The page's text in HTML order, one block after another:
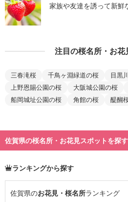
家族や友達を誘って新鮮
注目の桜名所・お花
三春滝桜 千鳥ヶ淵緑道の桜 目黒
上野恩賜公園の桜
大阪城公園の桜
船岡城址公園の桜
角館の桜 醍醐
佐賀県の桜名所・お花見スポットを探す
ランキングから探す
佐賀県のお花見・桜名所ランキング